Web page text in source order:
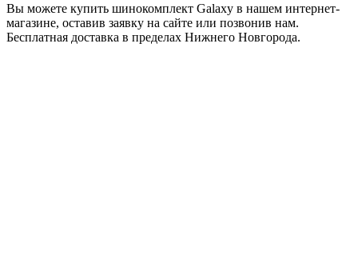
Вы можете купить шинокомплект Galaxy в нашем интернет-
магазине, оставив заявку на сайте или позвонив нам.
Бесплатная доставка в пределах Нижнего Новгорода.